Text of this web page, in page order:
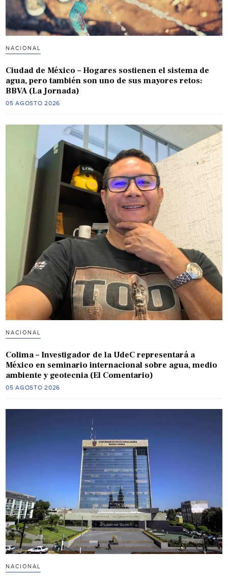
NACIONAL
Ciudad de México – Hogares sostienen el sistema de
agua, pero también son uno de sus mayores retos:
BBVA (La Jornada)
05 AGOSTO 2026
NACIONAL
Colima – Investigador de la UdeC representará a
México en seminario internacional sobre agua, medio
ambiente y geotecnia (El Comentario)
05 AGOSTO 2026
NACIONAL